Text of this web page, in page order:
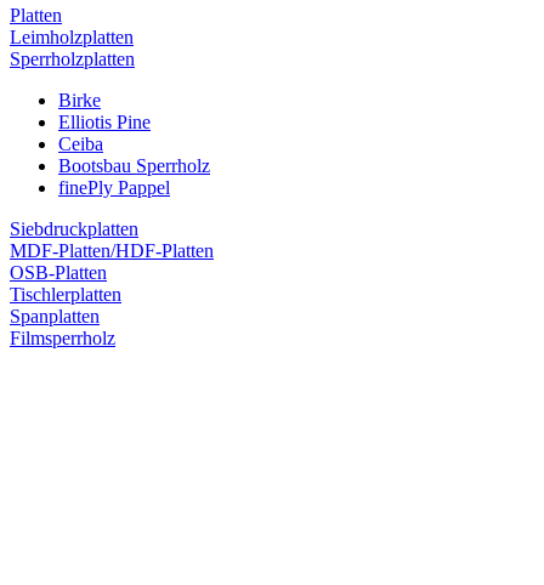
Platten
Leimholzplatten
Sperrholzplatten
Birke
Elliotis Pine
Ceiba
Bootsbau Sperrholz
finePly Pappel
Siebdruckplatten
MDF-Platten/HDF-Platten
OSB-Platten
Tischlerplatten
Spanplatten
Filmsperrholz